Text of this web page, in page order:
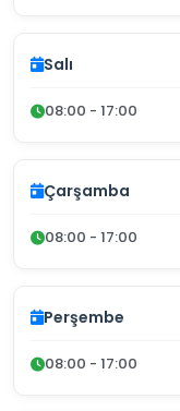
Salı
08:00 - 17:00
Çarşamba
08:00 - 17:00
Perşembe
08:00 - 17:00